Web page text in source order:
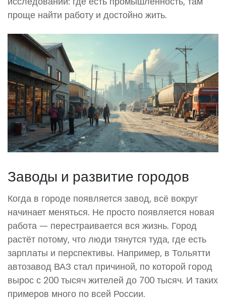
проще найти работу и достойно жить.
Заводы и развитие городов
Когда в городе появляется завод, всё вокруг
начинает меняться. Не просто появляется новая
работа — перестраивается вся жизнь. Город
растёт потому, что люди тянутся туда, где есть
зарплаты и перспективы. Например, в Тольятти
автозавод ВАЗ стал причиной, по которой город
вырос с 200 тысяч жителей до 700 тысяч. И таких
примеров много по всей России.